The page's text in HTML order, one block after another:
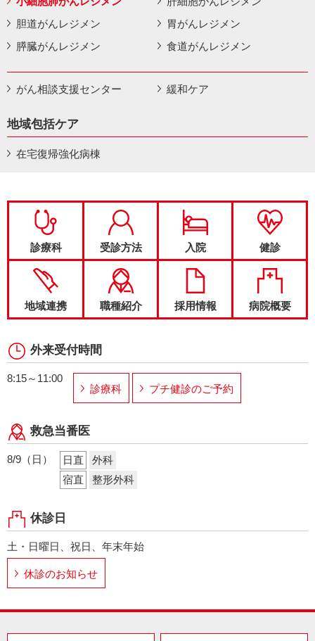
胆道がんレジメン
胃がんレジメン
膵臓がんレジメン
食道がんレジメン
がん相談支援センター 緩和ケア
地域包括ケア
在宅復帰強化病棟
診療科 受診方法 入院 健診
地域連携 職種紹介 採用情報 病院概要
外来受付時間
8:15～11:00
診療科
プチ健診のご予約
救急当番医
8/9（日） 日直
外科
宿直
整形外科
休診日
土・日曜日、祝日、年末年始
休診のお知らせ